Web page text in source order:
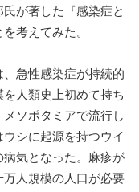
が著した『感染症と
考えてみた。
急性感染症が持続的
人類史上初めて持ち
ソポタミアで流行し
シに起源を持つウイ
気となった。麻疹が
人規模の人口が必要